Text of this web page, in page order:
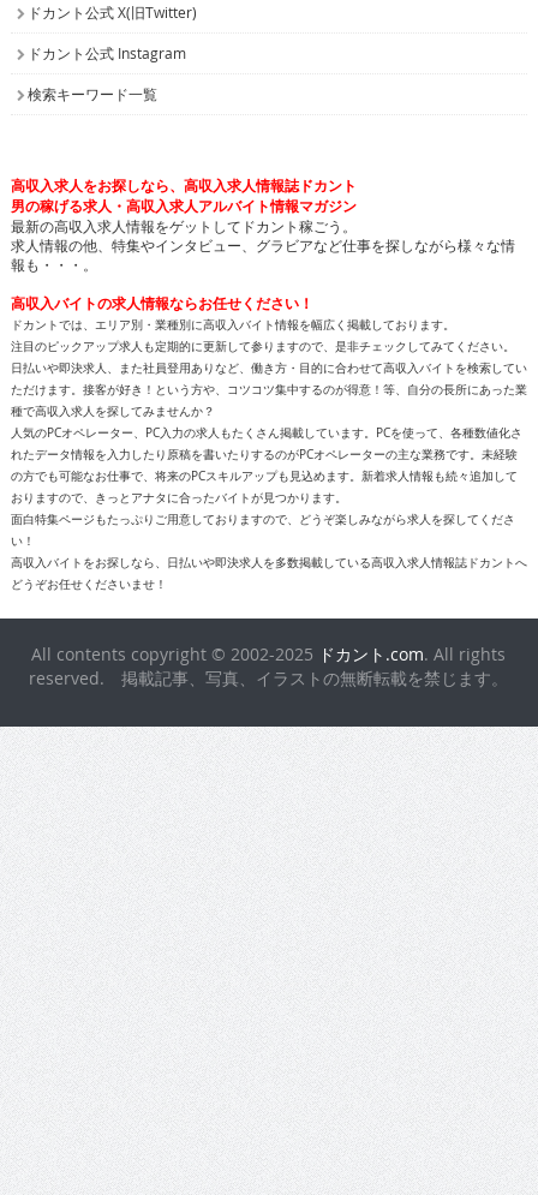
ドカント公式 X(旧Twitter)
ドカント公式 Instagram
検索キーワード一覧
高収入求人をお探しなら、高収入求人情報誌ドカント
男の稼げる求人・高収入求人アルバイト情報マガジン
最新の高収入求人情報をゲットしてドカント稼ごう。
求人情報の他、特集やインタビュー、グラビアなど仕事を探しながら様々な情
報も・・・。
高収入バイトの求人情報ならお任せください！
ドカントでは、エリア別・業種別に高収入バイト情報を幅広く掲載しております。
注目のピックアップ求人も定期的に更新して参りますので、是非チェックしてみてください。
日払いや即決求人、また社員登用ありなど、働き方・目的に合わせて高収入バイトを検索してい
ただけます。接客が好き！という方や、コツコツ集中するのが得意！等、自分の長所にあった業
種で高収入求人を探してみませんか？
人気のPCオペレーター、PC入力の求人もたくさん掲載しています。PCを使って、各種数値化さ
れたデータ情報を入力したり原稿を書いたりするのがPCオペレーターの主な業務です。未経験
の方でも可能なお仕事で、将来のPCスキルアップも見込めます。新着求人情報も続々追加して
おりますので、きっとアナタに合ったバイトが見つかります。
面白特集ページもたっぷりご用意しておりますので、どうぞ楽しみながら求人を探してくださ
い！
高収入バイトをお探しなら、日払いや即決求人を多数掲載している高収入求人情報誌ドカントへ
どうぞお任せくださいませ！
All contents copyright © 2002-2025 ドカント.com. All rights
reserved. 掲載記事、写真、イラストの無断転載を禁じます。